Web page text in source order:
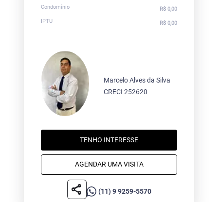
Condomínio
R$ 0,00
IPTU
R$ 0,00
Marcelo Alves da Silva
CRECI 252620
TENHO INTERESSE
AGENDAR UMA VISITA
share (11) 9 9259-5570